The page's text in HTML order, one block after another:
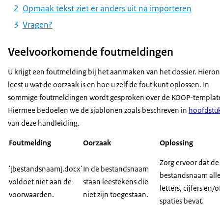
Opmaak tekst ziet er anders uit na importeren
Vragen?
Veelvoorkomende foutmeldingen
U krijgt een foutmelding bij het aanmaken van het dossier.
leest u wat de oorzaak is en hoe u zelf de fout kunt oplossen. In
sommige foutmeldingen wordt gesproken over de KOOP-
Hiermee bedoelen we de sjablonen zoals beschreven in
van deze handleiding.
Foutmelding Oorzaak Oplossing
'[bestandsnaam].docx'
voldoet niet aan de
voorwaarden.
In de bestandsnaam
staan leestekens die
niet zijn toegestaan.
Zorg ervoor dat de
bestandsnaam
letters, cijfers en/
spaties bevat.